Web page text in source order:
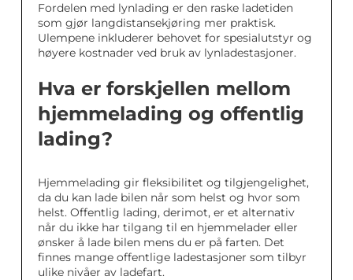
Fordelen med lynlading er den raske ladetiden
som gjør langdistansekjøring mer praktisk.
Ulempene inkluderer behovet for spesialutstyr og
høyere kostnader ved bruk av lynladestasjoner.
Hva er forskjellen mellom
hjemmelading og offentlig
lading?
Hjemmelading gir fleksibilitet og tilgjengelighet,
da du kan lade bilen når som helst og hvor som
helst. Offentlig lading, derimot, er et alternativ
når du ikke har tilgang til en hjemmelader eller
ønsker å lade bilen mens du er på farten. Det
finnes mange offentlige ladestasjoner som tilbyr
ulike nivåer av ladefart.